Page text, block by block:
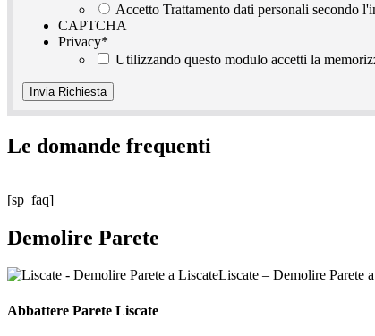
Accetto Trattamento dati personali secondo
CAPTCHA
Privacy*
Utilizzando questo modulo accetti la
Le domande frequenti
[sp_faq]
Demolire Parete
Liscate – Demolire Parete
Abbattere Parete Liscate